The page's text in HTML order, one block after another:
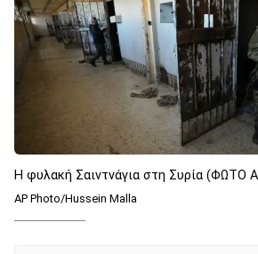
H φυλακή Σαιντνάγια στη Συρία (ΦΩΤΟ
AP Photo/Hussein Malla